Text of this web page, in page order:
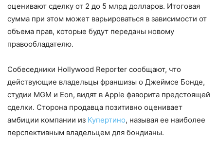
оценивают сделку от 2 до 5 млрд долларов. Итоговая
сумма при этом может варьироваться в зависимости от
объема прав, которые будут переданы новому
правообладателю.
Собеседники Hollywood Reporter сообщают, что
действующие владельцы франшизы о Джеймсе Бонде,
студии MGM и Eon, видят в Apple фаворита предстоящей
сделки. Сторона продавца позитивно оценивает
амбиции компании из Купертино, называя ее наиболее
перспективным владельцем для бондианы.